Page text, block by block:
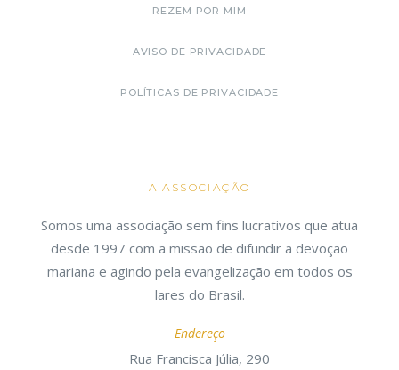
REZEM POR MIM
AVISO DE PRIVACIDADE
POLÍTICAS DE PRIVACIDADE
A ASSOCIAÇÃO
Somos uma associação sem fins lucrativos que atua
desde 1997 com a missão de difundir a devoção
mariana e agindo pela evangelização em todos os
lares do Brasil.
Endereço
Rua Francisca Júlia, 290